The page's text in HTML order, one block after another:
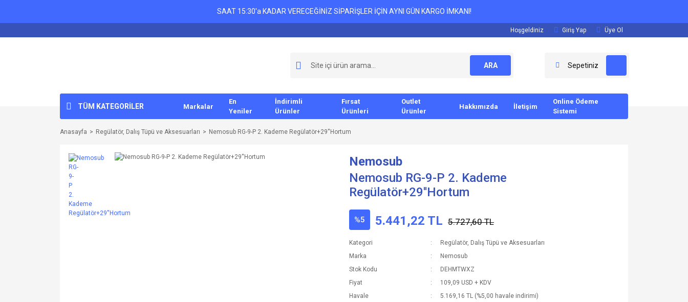
SAAT 15:30'a KADAR VERECEĞİNİZ SİPARİŞLER İÇİN AYNI GÜN KARGO İMKANI!
Hoşgeldiniz Giriş Yap Üye Ol
ARA Sepetiniz
TÜM KATEGORİLER Markalar
En
Yeniler
İndirimli
Ürünler
Fırsat
Ürünleri
Outlet
Ürünler
Hakkımızda İletişim
Online Ödeme
Sistemi
Anasayfa Regülatör, Dalış Tüpü ve Aksesuarları Nemosub RG-9-P 2. Kademe Regülatör+29''Hortum
Nemosub
Nemosub RG-9-P 2. Kademe
Regülatör+29''Hortum
%5 5.441,22 TL 5.727,60 TL
Kategori
Regülatör, Dalış Tüpü ve Aksesuarları
Marka
Nemosub
Stok Kodu
DEHMTWXZ
Fiyat
109,09 USD + KDV
Havale
5.169,16 TL (%5,00 havale indirimi)